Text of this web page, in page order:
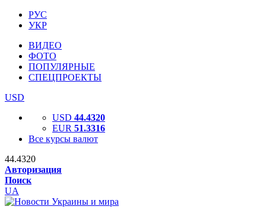
РУС
УКР
ВИДЕО
ФОТО
ПОПУЛЯРНЫЕ
СПЕЦПРОЕКТЫ
USD
USD 44.4320
EUR 51.3316
Все курсы валют
44.4320
Авторизация
Поиск
UA